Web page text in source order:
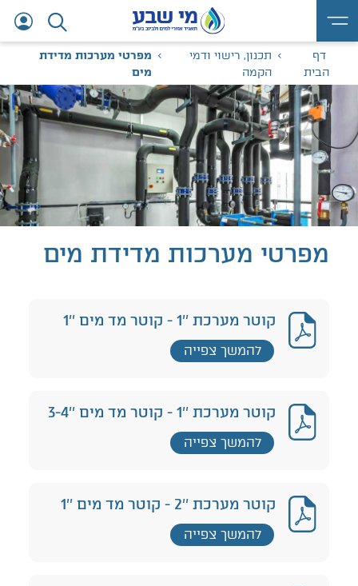
דף
הבית
תכנון, רישוי ודמי
הקמה
מפרטי מערכות מדידת
מים
מפרטי מערכות מדידת מים
קוטר מערכת ''1 - קוטר מד מים ''1
להמשך צפייה
קוטר מערכת ''1 - קוטר מד מים ''3-4
להמשך צפייה
קוטר מערכת ''2 - קוטר מד מים ''1
להמשך צפייה